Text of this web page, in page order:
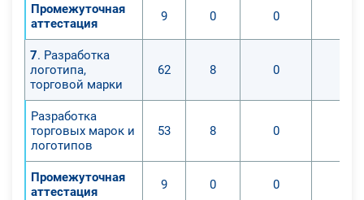
Промежуточная
аттестация
9 0 0
7. Разработка
логотипа,
торговой марки
62 8 0
Разработка
торговых марок и
логотипов
53 8 0
Промежуточная
аттестация
9 0 0